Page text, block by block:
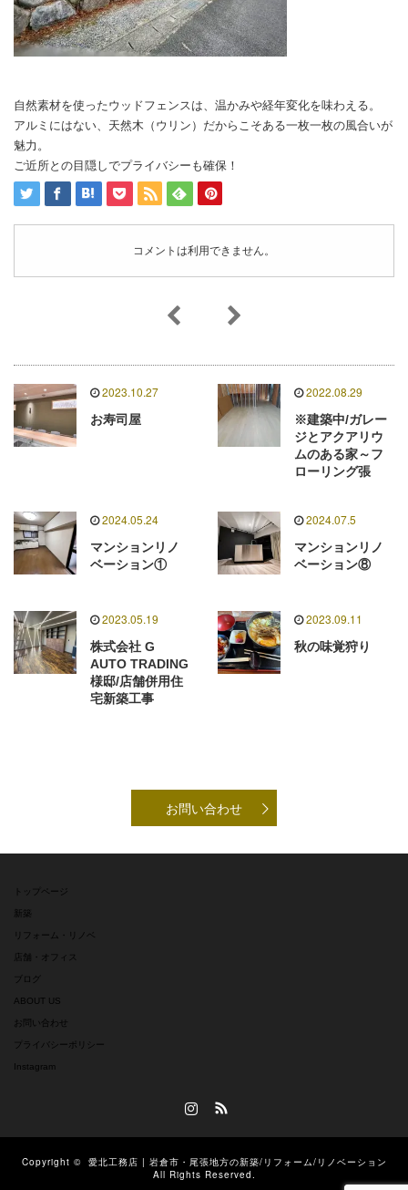
自然素材を使ったウッドフェンスは、温かみや経年変化を味わえる。
アルミにはない、天然木（ウリン）だからこそある一枚一枚の風合いが
魅力。
ご近所との目隠しでプライバシーも確保！
コメントは利用できません。
2023.10.27
お寿司屋
2022.08.29
※建築中/ガレー
ジとアクアリウ
ムのある家～フ
ローリング張
2024.05.24
マンションリノ
ベーション①
2024.07.5
マンションリノ
ベーション⑧
2023.05.19
株式会社 G
AUTO TRADING
様邸/店舗併用住
宅新築工事
2023.09.11
秋の味覚狩り
お問い合わせ
トップページ
新築
リフォーム・リノベ
店舗・オフィス
ブログ
ABOUT US
お問い合わせ
プライバシーポリシー
Instagram
Copyright © 愛北工務店 | 岩倉市・尾張地方の新築/リフォーム/リノベーション
All Rights Reserved.